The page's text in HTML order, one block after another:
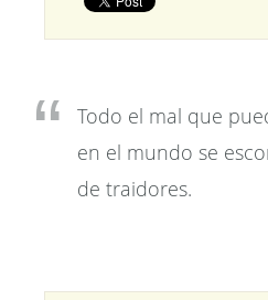
Todo el mal que
en el mundo se
de traidores.